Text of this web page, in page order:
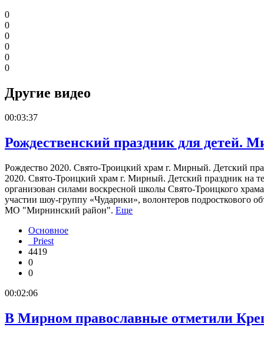
0
0
0
0
0
0
Другие видео
00:03:37
Рождественский праздник для детей.
Рождество 2020. Свято-Троицкий храм г. Мирный. Детский
2020. Свято-Троицкий храм г. Мирный. Детский праздник на
организован силами воскресной школы Свято-Троицкого
участии шоу-группу «Чударики», волонтеров
МО "Мирнинский район". Еще
Основное
Priest
4419
0
0
00:02:06
В Мирном православные отметили